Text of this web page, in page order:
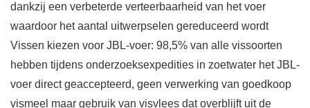
dankzij een verbeterde verteerbaarheid van het voer
waardoor het aantal uitwerpselen gereduceerd wordt
Vissen kiezen voor JBL-voer: 98,5% van alle vissoorten
hebben tijdens onderzoeksexpedities in zoetwater het JBL-
voer direct geaccepteerd, geen verwerking van goedkoop
vismeel maar gebruik van visvlees dat overblijft uit de